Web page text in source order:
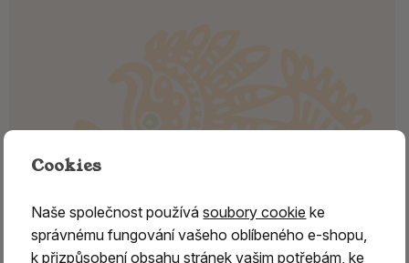
Cookies
Naše společnost používásoubory cookie ke
správnému fungování vašeho oblíbeného e-shopu,
k přizpůsobení obsahu stránek vašim potřebám, ke